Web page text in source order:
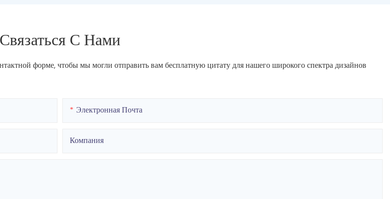
Связаться С Нами
форме, чтобы мы могли отправить вам бесплатную цитату для нашего широкого спектра дизайнов
Электронная Почта
Компания